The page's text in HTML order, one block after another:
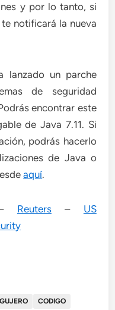
y por lo tanto, si
notificará la nueva
lanzado un parche
de seguridad
encontrar este
de Java 7.11. Si
podrás hacerlo
de Java o
aquí.
Reuters– US
CODIGO